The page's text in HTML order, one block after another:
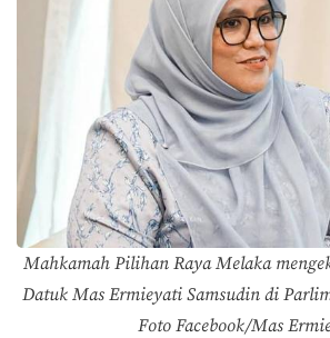
Mahkamah Pilihan Raya Melaka
Datuk Mas Ermieyati Samsudin di
Foto Facebook/Mas